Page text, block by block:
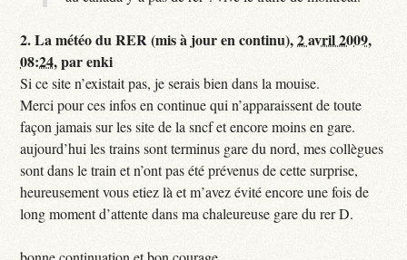
2.La météo du RER (mis à jour en continu),2 avril 2009,
08:24,parenki
Si ce site n’existait pas, je serais bien dans la mouise.
Merci pour ces infos en continue qui n’apparaissent de toute
façon jamais sur les site de la sncf et encore moins en gare.
aujourd’hui les trains sont terminus gare du nord, mes collègues
sont dans le train et n’ont pas été prévenus de cette surprise,
heureusement vous etiez là et m’avez évité encore une fois de
long moment d’attente dans ma chaleureuse gare du rer D.